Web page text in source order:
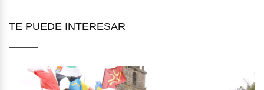
TE PUEDE INTERESAR